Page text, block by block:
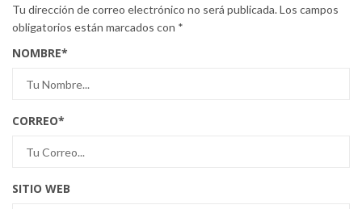
Tu dirección de correo electrónico no será publicada.Los campos
obligatorios están marcados con *
NOMBRE*
CORREO*
SITIO WEB